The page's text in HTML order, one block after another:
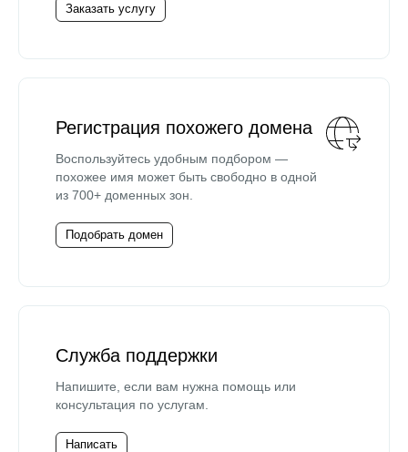
Заказать услугу
Регистрация похожего домена
Воспользуйтесь удобным подбором —
похожее имя может быть свободно в одной
из 700+ доменных зон.
Подобрать домен
Служба поддержки
Напишите, если вам нужна помощь или
консультация по услугам.
Написать